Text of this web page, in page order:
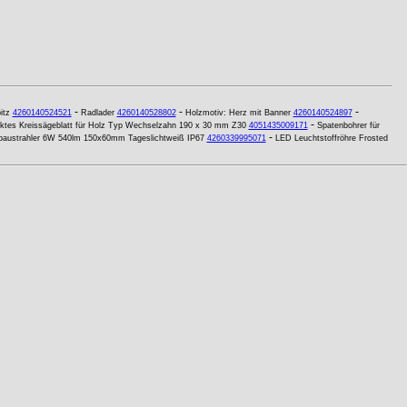
4260140524521- Radlader 4260140528802- Holzmotiv: Herz mit Banner 4260140524897-
Kreissägeblatt für Holz Typ Wechselzahn 190 x 30 mm Z30 4051435009171- Spatenbohrer für
6W 540lm 150x60mm Tageslichtweiß IP67 4260339995071- LED Leuchtstoffröhre Frosted